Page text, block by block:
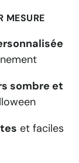
MESURE
sombre et
et faciles